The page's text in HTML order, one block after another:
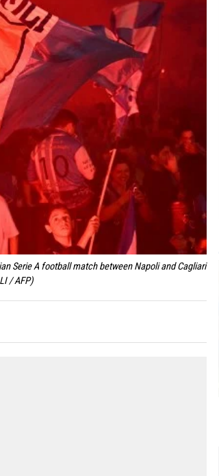
Serie A football match between Napoli and Cagliari
/ AFP)